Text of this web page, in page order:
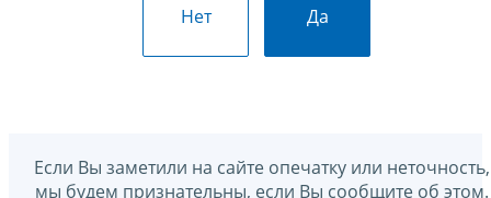
Нет Да
Если Вы заметили на сайте опечатку или неточность,
мы будем признательны, если Вы сообщите об этом.